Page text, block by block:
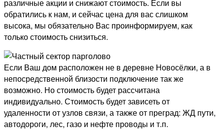
различные акции и снижают стоимость. Если вы
обратились к нам, и сейчас цена для вас слишком
высока, мы обязательно Вас проинформируем, как
только стоимость снизиться.
Если Ваш дом расположен не в деревне Новосёлки, а в
непосредственной близости подключение так же
возможно. Но стоимость будет рассчитана
индивидуально. Стоимость будет зависеть от
удаленности от узлов связи, а также от преград: ЖД пути,
автодороги, лес, газо и нефте проводы и т.п.